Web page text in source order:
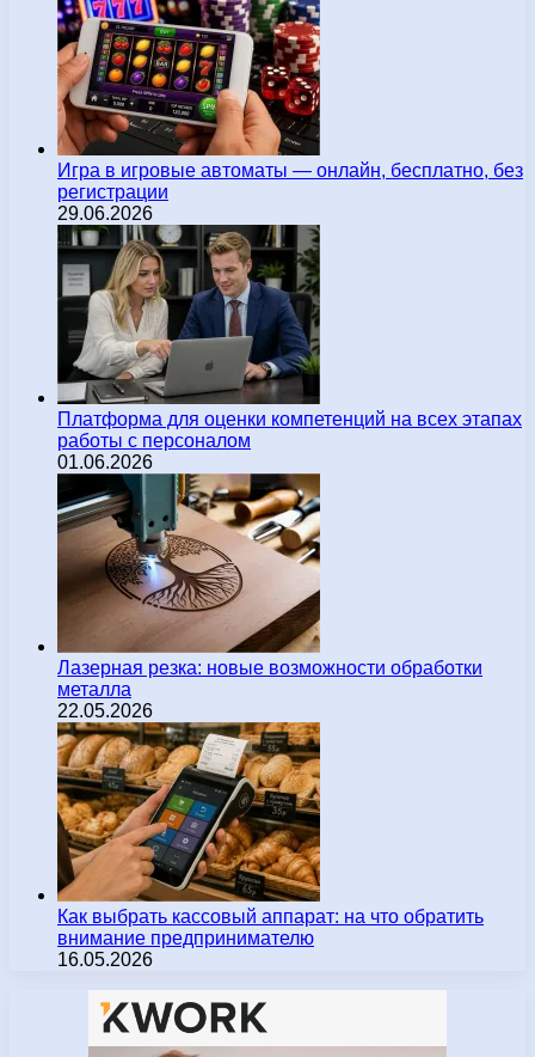
Игра в игровые автоматы — онлайн, бесплатно, без
регистрации
29.06.2026
Платформа для оценки компетенций на всех этапах
работы с персоналом
01.06.2026
Лазерная резка: новые возможности обработки
металла
22.05.2026
Как выбрать кассовый аппарат: на что обратить
внимание предпринимателю
16.05.2026